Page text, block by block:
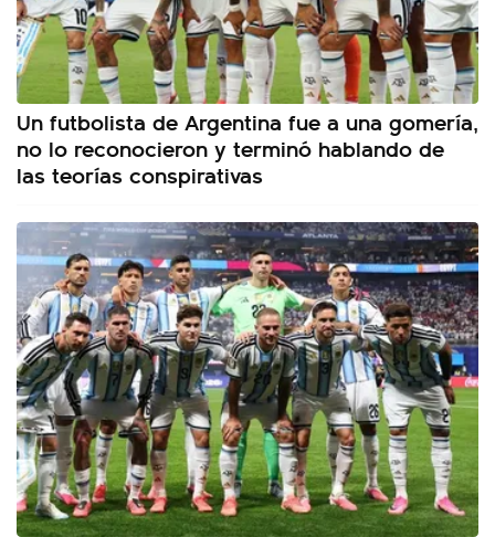
Un futbolista de Argentina fue a una gomería,
no lo reconocieron y terminó hablando de
las teorías conspirativas